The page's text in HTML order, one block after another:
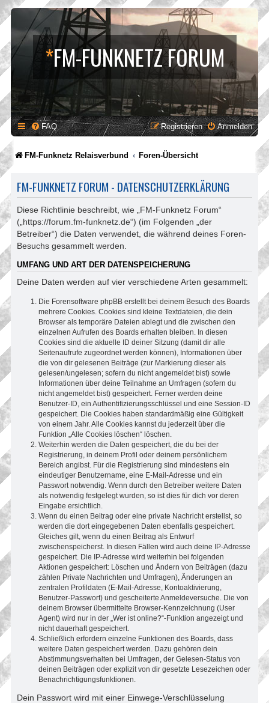
*FM-FUNKNETZ FORUM
FAQ Anmelden
Registrieren
FM-Funknetz Relaisverbund Foren-Übersicht
FM-FUNKNETZ FORUM - DATENSCHUTZERKLÄRUNG
Diese Richtlinie beschreibt, wie „FM-Funknetz Forum“
(„https://forum.fm-funknetz.de“) (im Folgenden „der
Betreiber“) die Daten verwendet, die während deines Foren-
Besuchs gesammelt werden.
UMFANG UND ART DER DATENSPEICHERUNG
Deine Daten werden auf vier verschiedene Arten gesammelt:
Die Forensoftware phpBB erstellt bei deinem Besuch des Boards
mehrere Cookies. Cookies sind kleine Textdateien, die dein
Browser als temporäre Dateien ablegt und die zwischen den
einzelnen Aufrufen des Boards erhalten bleiben. In diesen
Cookies sind die aktuelle ID deiner Sitzung (damit dir alle
Seitenaufrufe zugeordnet werden können), Informationen über
die von dir gelesenen Beiträge (zur Markierung dieser als
gelesen/ungelesen; sofern du nicht angemeldet bist) sowie
Informationen über deine Teilnahme an Umfragen (sofern du
nicht angemeldet bist) gespeichert. Ferner werden deine
Benutzer-ID, ein Authentifizierungsschlüssel und eine Session-ID
gespeichert. Die Cookies haben standardmäßig eine Gültigkeit
von einem Jahr. Alle Cookies kannst du jederzeit über die
Funktion „Alle Cookies löschen“ löschen.
Weiterhin werden die Daten gespeichert, die du bei der
Registrierung, in deinem Profil oder deinem persönlichem
Bereich angibst. Für die Registrierung sind mindestens ein
eindeutiger Benutzername, eine E-Mail-Adresse und ein
Passwort notwendig. Wenn durch den Betreiber weitere Daten
als notwendig festgelegt wurden, so ist dies für dich vor deren
Eingabe ersichtlich.
Wenn du einen Beitrag oder eine private Nachricht erstellst, so
werden die dort eingegebenen Daten ebenfalls gespeichert.
Gleiches gilt, wenn du einen Beitrag als Entwurf
zwischenspeicherst. In diesen Fällen wird auch deine IP-Adresse
gespeichert. Die IP-Adresse wird weiterhin bei folgenden
Aktionen gespeichert: Löschen und Ändern von Beiträgen (dazu
zählen Private Nachrichten und Umfragen), Änderungen an
zentralen Profildaten (E-Mail-Adresse, Kontoaktivierung,
Benutzer-Passwort) und gescheiterte Anmeldeversuche. Die von
deinem Browser übermittelte Browser-Kennzeichnung (User
Agent) wird nur in der „Wer ist online?“-Funktion angezeigt und
nicht dauerhaft gespeichert.
Schließlich erfordern einzelne Funktionen des Boards, dass
weitere Daten gespeichert werden. Dazu gehören dein
Abstimmungsverhalten bei Umfragen, der Gelesen-Status von
deinen Beiträgen oder explizit von dir gesetzte Lesezeichen oder
Benachrichtigungsfunktionen.
Dein Passwort wird mit einer Einwege-Verschlüsselung